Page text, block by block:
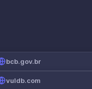
bcb.gov.br
vuldb.com